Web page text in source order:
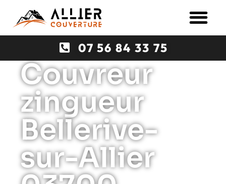
07 56 84 33 75
Couvreur
zingueur
Bellerive-
sur-Allier